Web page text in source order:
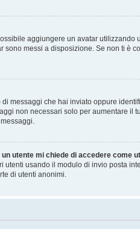
aggiungere un avatar
messi a disposizione. Se non ti è
messaggi che hai inviato oppure
non necessari solo per aumentare
utente mi chiede di accedere come
usando il modulo di invio posta
di utenti anonimi.